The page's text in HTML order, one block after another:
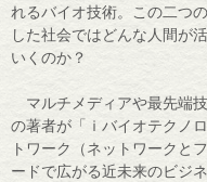
れるバイオ技術。この二つ
した社会ではどんな人間が
いくのか？
マルチメディアや最先端
の著者が「ｉバイオテクノ
トワーク（ネットワークと
ードで広がる近未来のビジ